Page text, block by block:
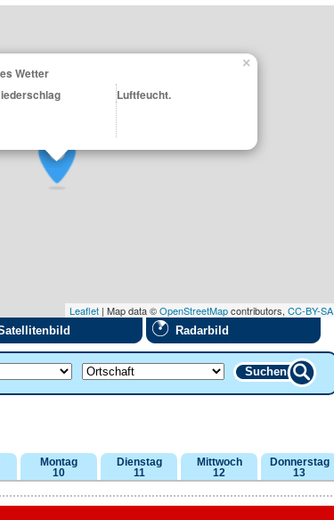
Wetter
Luftfeucht.
×
Leaflet | Map data ©OpenStreetMapcontributors, CC-BY-SA
Radarbild
Suchen
Montag
10
Dienstag
11
Mittwoch
12
Donnerstag
13